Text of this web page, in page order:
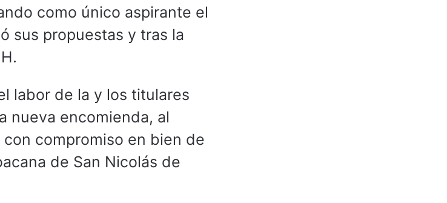
como único aspirante el
sus propuestas y tras la
labor de la y los titulares
nueva encomienda, al
compromiso en bien de
de San Nicolás de